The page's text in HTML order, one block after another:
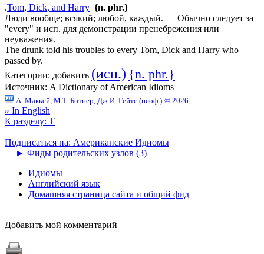
.Tom, Dick, and Harry {n. phr.}
Люди вообще; всякий; любой, каждый. — Обычно следует за
"every" и исп. для демонстрации пренебрежения или
неуважения.
The drunk told his troubles to every Tom, Dick and Harry who
passed by.
Категории: добавить (исп.) {n. phr.}
Источник: A Dictionary of American Idioms
А. Маккей, М.Т. Ботнер, Дж.И. Гейтс (неоф.) © 2026
» In English
К разделу: T
Подписаться на: Американские Идиомы
► Фиды родительских узлов (3)
Идиомы
Английский язык
Домашняя страница сайта и общий фид
Добавить мой комментарий